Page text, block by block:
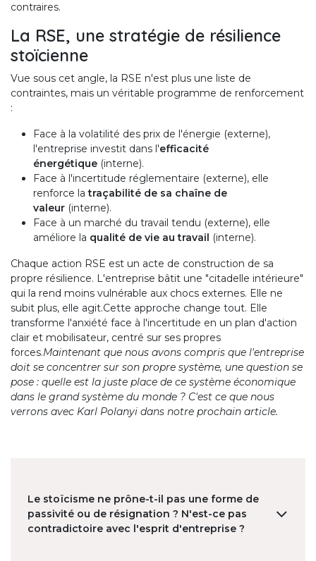
contraires.
La RSE, une stratégie de résilience
stoïcienne
Vue sous cet angle, la RSE n'est plus une liste de
contraintes, mais un véritable programme de renforcement
:
Face à la volatilité des prix de l'énergie (externe),
l'entreprise investit dans l'efficacité
énergétique (interne).
Face à l'incertitude réglementaire (externe), elle
renforce latraçabilité de sa chaîne de
valeur (interne).
Face à un marché du travail tendu (externe), elle
améliore la qualité de vie au travail (interne).
Chaque action RSE est un acte de construction de sa
propre résilience. L'entreprise bâtit une "citadelle intérieure"
qui la rend moins vulnérable aux chocs externes. Elle ne
subit plus, elle agit.Cette approche change tout. Elle
transforme l'anxiété face à l'incertitude en un plan d'action
clair et mobilisateur, centré sur ses propres
forces.Maintenant que nous avons compris que l'entreprise
doit se concentrer sur son propre système, une question se
pose : quelle est la juste place de ce système économique
dans le grand système du monde ? C'est ce que nous
verrons avec Karl Polanyi dans notre prochain article.
Le stoïcisme ne prône-t-il pas une forme de
passivité ou de résignation ? N'est-ce pas
contradictoire avec l'esprit d'entreprise ?